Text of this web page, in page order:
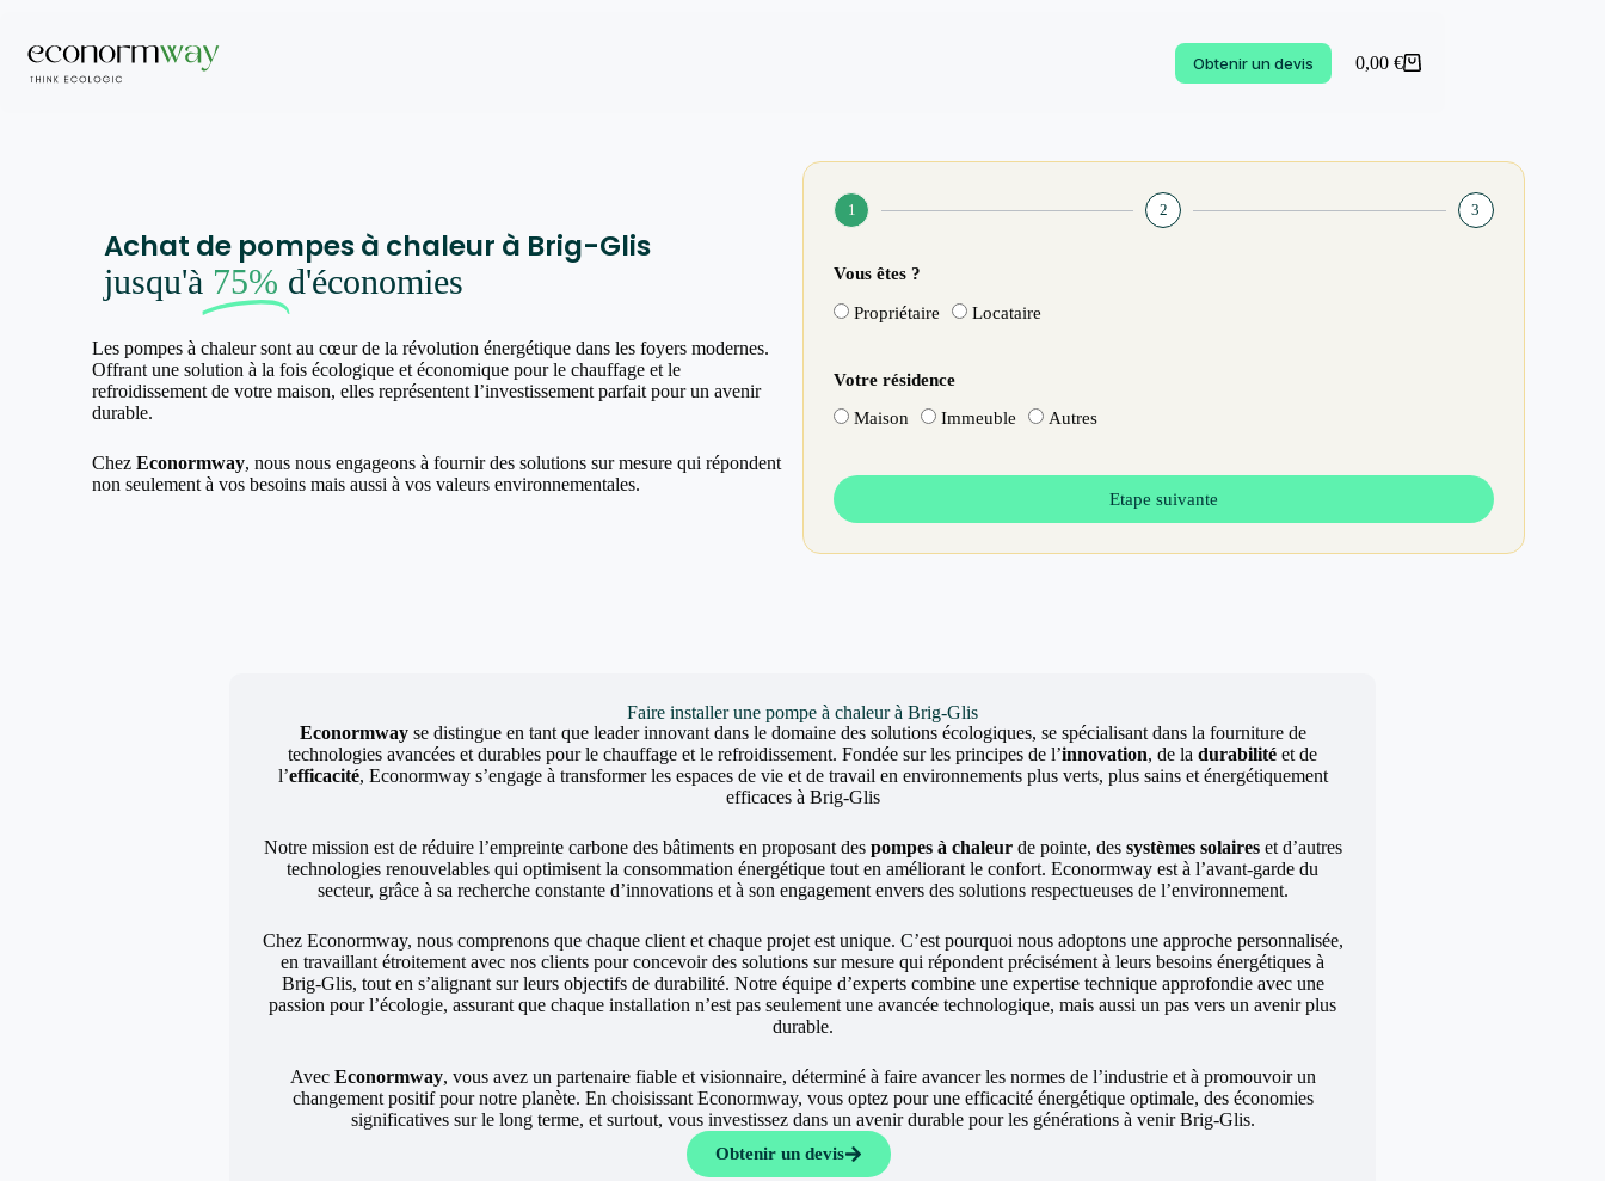
Obtenir un devis 0,00 €
Achat de pompes à chaleur à Brig-Glis
jusqu'à 75% d'économies
Les pompes à chaleur sont au cœur de la révolution énergétique dans les foyers modernes.
Offrant une solution à la fois écologique et économique pour le chauffage et le
refroidissement de votre maison, elles représentent l’investissement parfait pour un avenir
durable.
ChezEconormway, nous nous engageons à fournir des solutions sur mesure qui répondent
non seulement à vos besoins mais aussi à vos valeurs environnementales.
1 2 3
Vous êtes ?
Propriétaire Locataire
Votre résidence
Maison Immeuble Autres
Etape suivante
Faire installer une pompe à chaleur à Brig-Glis
Econormwayse distingue en tant que leader innovant dans le domaine des solutions écologiques, se spécialisant dans la fourniture de
technologies avancées et durables pour le chauffage et le refroidissement. Fondée sur les principes de l’innovation, de la durabilité et de
l’efficacité, Econormway s’engage à transformer les espaces de vie et de travail en environnements plus verts, plus sains et énergétiquement
efficaces à Brig-Glis
Notre mission est de réduire l’empreinte carbone des bâtiments en proposant des pompes à chaleurde pointe, des systèmes solaireset d’autres
technologies renouvelables qui optimisent la consommation énergétique tout en améliorant le confort. Econormway est à l’avant-garde du
secteur, grâce à sa recherche constante d’innovations et à son engagement envers des solutions respectueuses de l’environnement.
Chez Econormway, nous comprenons que chaque client et chaque projet est unique. C’est pourquoi nous adoptons une approche personnalisée,
en travaillant étroitement avec nos clients pour concevoir des solutions sur mesure qui répondent précisément à leurs besoins énergétiques à
Brig-Glis, tout en s’alignant sur leurs objectifs de durabilité. Notre équipe d’experts combine une expertise technique approfondie avec une
passion pour l’écologie, assurant que chaque installation n’est pas seulement une avancée technologique, mais aussi un pas vers un avenir plus
durable.
Avec Econormway, vous avez un partenaire fiable et visionnaire, déterminé à faire avancer les normes de l’industrie et à promouvoir un
changement positif pour notre planète. En choisissant Econormway, vous optez pour une efficacité énergétique optimale, des économies
significatives sur le long terme, et surtout, vous investissez dans un avenir durable pour les générations à venir Brig-Glis.
Obtenir un devis